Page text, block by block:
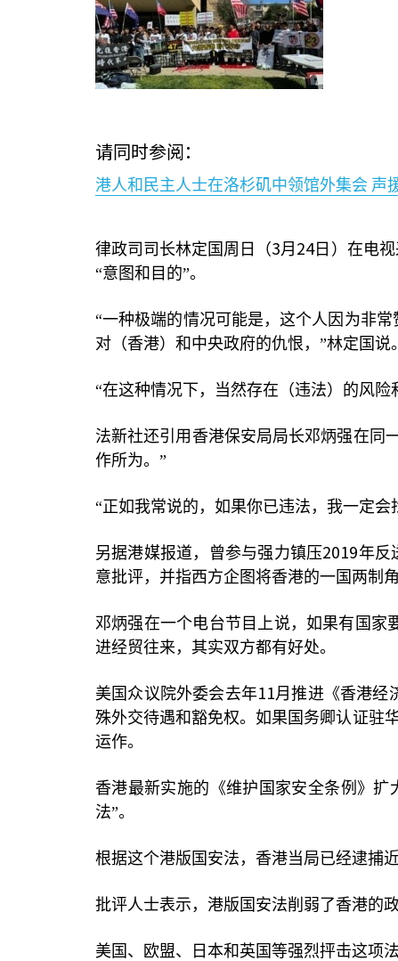
请同时参阅：
港人和民主人士在洛杉矶中领馆外集会 声
律政司司长林定国周日（3月 24日）在电
“意图和目的”。
“一种极端的情况可能是，这个人因为非
对（香港）和中央政府的仇恨，”林定国说。
“在这种情况下，当然存在（违法）的风险
法新社还引用香港保安局局长邓炳强在同
作所为。”
“正如我常说的，如果你已违法，我一定会
另据港媒报道，曾参与强力镇压2019年反
意批评，并指西方企图将香港的一国两制
邓炳强在一个电台节目上说，如果有国家
进经贸往来，其实双方都有好处。
美国众议院外委会去年11月推进《香港经
殊外交待遇和豁免权。如果国务卿认证驻
运作。
香港最新实施的《维护国家安全条例》扩
法”。
根据这个港版国安法，香港当局已经逮捕
批评人士表示，港版国安法削弱了香港的
美国、欧盟、日本和英国等强烈抨击这项